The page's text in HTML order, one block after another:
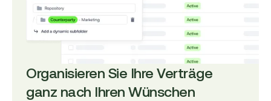
Organisieren Sie Ihre Verträge
ganz nach Ihren Wünschen